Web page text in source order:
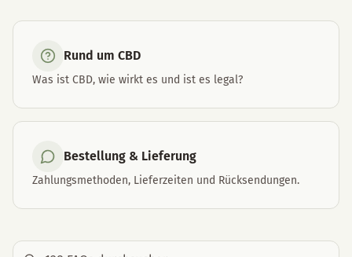
Rund um CBD
Was ist CBD, wie wirkt es und ist es legal?
Bestellung & Lieferung
Zahlungsmethoden, Lieferzeiten und Rücksendungen.